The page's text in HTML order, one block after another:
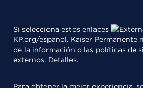
Si selecciona estos enlaces
KP.org/espanol. Kaiser Permanente
de la información o las políticas de
externos. Detalles.